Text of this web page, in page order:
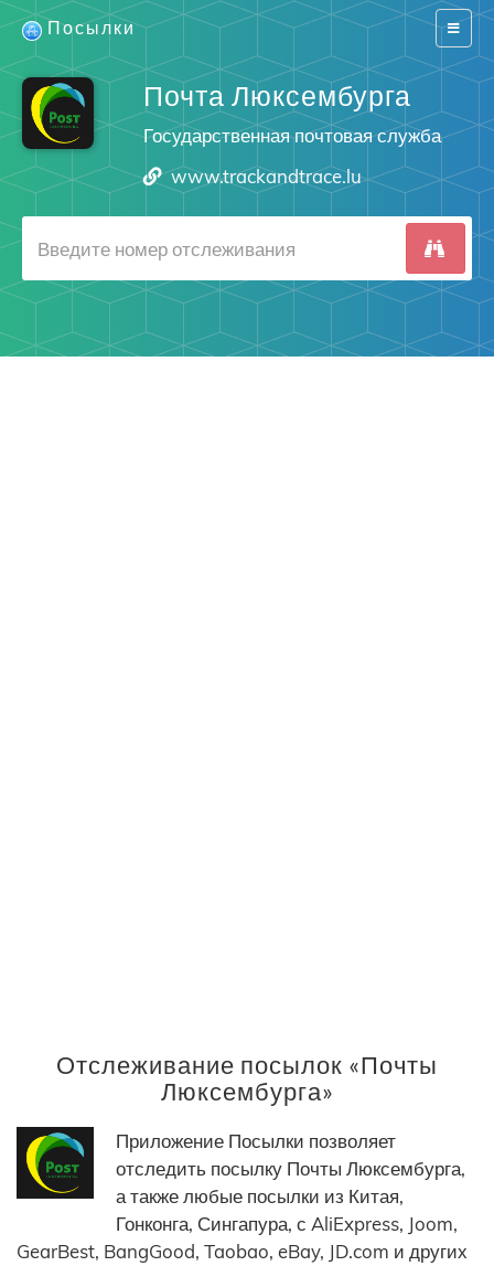
Switch
Посылки
Почта Люксембурга
Государственная почтовая служба
www.trackandtrace.lu
Отслеживание посылок «Почты
Люксембурга»
Приложение Посылки позволяет
отследить посылку Почты Люксембурга,
а также любые посылки из Китая,
Гонконга, Сингапура, с AliExpress, Joom,
GearBest, BangGood, Taobao, eBay, JD.com и других